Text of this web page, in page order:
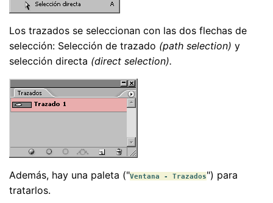
Los trazados se seleccionan con las dos flechas de
selección: Selección de trazado (path selection) y
selección directa (direct selection).
Además, hay una paleta ("Ventana - Trazados") para
tratarlos.